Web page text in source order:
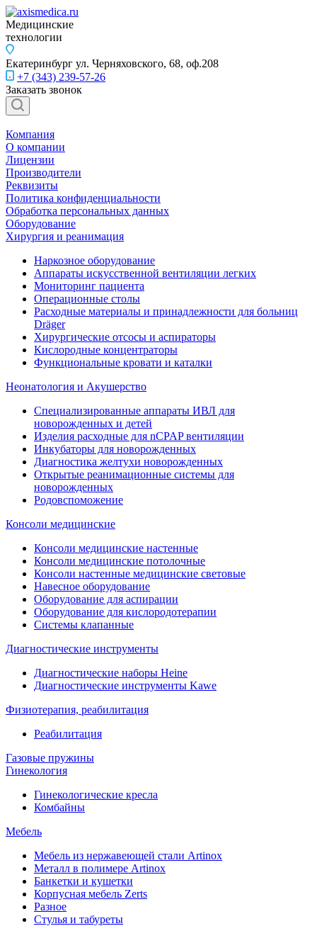
Медицинские
технологии
Екатеринбург ул. Черняховского, 68, оф.208
+7 (343) 239-57-26
Заказать звонок
Компания
О компании
Лицензии
Производители
Реквизиты
Политика конфиденциальности
Обработка персональных данных
Оборудование
Хирургия и реанимация
Наркозное оборудование
Аппараты искусственной вентиляции легких
Мониторинг пациента
Операционные столы
Расходные материалы и принадлежности для больниц
Dräger
Хирургические отсосы и аспираторы
Кислородные концентраторы
Функциональные кровати и каталки
Неонатология и Акушерство
Специализированные аппараты ИВЛ для
новорожденных и детей
Изделия расходные для nCPAP вентиляции
Инкубаторы для новорожденных
Диагностика желтухи новорожденных
Открытые реанимационные системы для
новорожденных
Родовспоможение
Консоли медицинские
Консоли медицинские настенные
Консоли медицинские потолочные
Консоли настенные медицинские световые
Навесное оборудование
Оборудование для аспирации
Оборудование для кислородотерапии
Системы клапанные
Диагностические инструменты
Диагностические наборы Heine
Диагностические инструменты Kawe
Физиотерапия, реабилитация
Реабилитация
Газовые пружины
Гинекология
Гинекологические кресла
Комбайны
Мебель
Мебель из нержавеющей стали Artinox
Металл в полимере Artinox
Банкетки и кушетки
Корпусная мебель Zerts
Разное
Стулья и табуреты